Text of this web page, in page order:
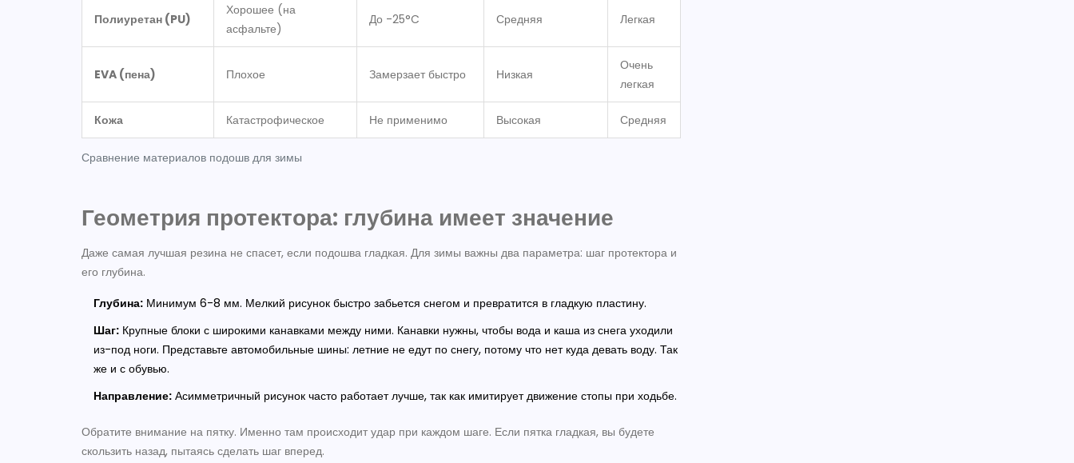
Сравнение материалов подошв для зимы
Полиуретан (PU)
Хорошее (на
асфальте)
До -25°C Средняя Легкая
EVA (пена) Плохое Замерзает быстро Низкая
Очень
легкая
Кожа Катастрофическое Не применимо Высокая Средняя
Геометрия протектора: глубина имеет значение
Даже самая лучшая резина не спасет, если подошва гладкая. Для зимы важны два параметра: шаг протектора и
его глубина.
Глубина: Минимум 6-8 мм. Мелкий рисунок быстро забьется снегом и превратится в гладкую пластину.
Шаг: Крупные блоки с широкими канавками между ними. Канавки нужны, чтобы вода и каша из снега уходили
из-под ноги. Представьте автомобильные шины: летние не едут по снегу, потому что нет куда девать воду. Так
же и с обувью.
Направление: Асимметричный рисунок часто работает лучше, так как имитирует движение стопы при ходьбе.
Обратите внимание на пятку. Именно там происходит удар при каждом шаге. Если пятка гладкая, вы будете
скользить назад, пытаясь сделать шаг вперед.